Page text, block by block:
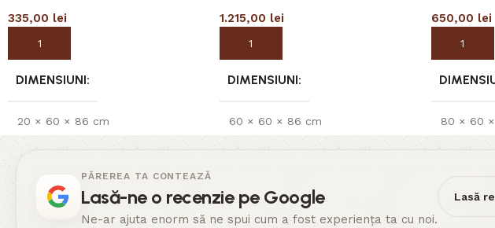
335,00 lei
Adaugă în coș
DIMENSIUNI
20 × 60 × 86 cm
1.215,00 lei
Adaugă în coș
DIMENSIUNI
60 × 60 × 86 cm
650,00 lei
Adaugă în
80 × 60
PĂREREA TA CONTEAZĂ
Lasă-ne o recenzie pe Google
Ne-ar ajuta enorm să ne spui cum a fost experiența ta cu noi.
Lasă